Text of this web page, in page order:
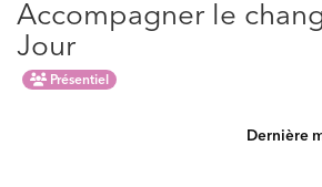
Accompagner le
Jour
Présentiel
Dernière